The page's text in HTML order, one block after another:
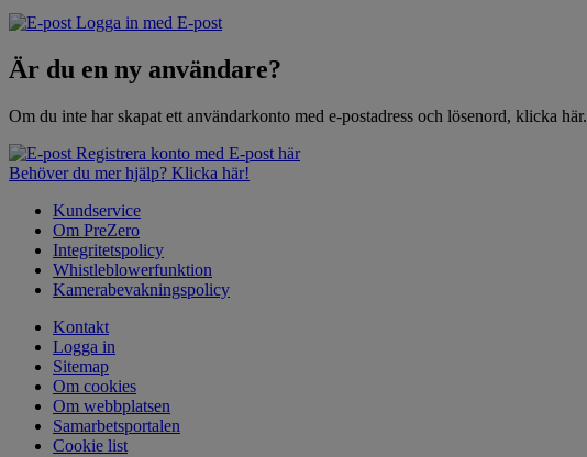
Logga in med E-post
Är du en ny användare?
Om du inte har skapat ett användarkonto med e-postadress och lösenord, klicka här.
Registrera konto med E-post här
Behöver du mer hjälp? Klicka här!
Kundservice
Om PreZero
Integritetspolicy
Whistleblowerfunktion
Kamerabevakningspolicy
Kontakt
Logga in
Sitemap
Om cookies
Om webbplatsen
Samarbetsportalen
Cookie list